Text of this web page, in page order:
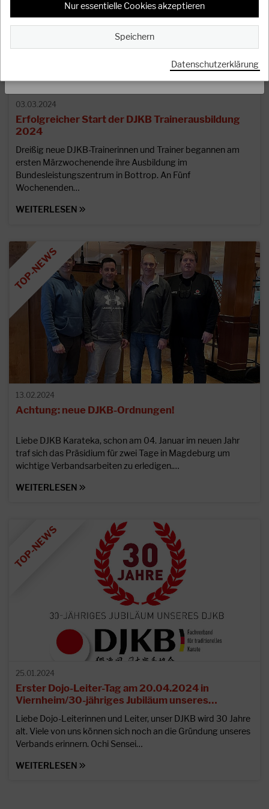
Nur essentielle Cookies akzeptieren
Speichern
Datenschutzerklärung
03.03.2024
Erfolgreicher Start der DJKB Trainerausbildung
2024
Dreißig neue DJKB-Trainerinnen und Trainer begannen am
ersten Märzwochenende ihre Ausbildung im
Bundesleistungszentrum in Bottrop. An Fünf
Wochenenden…
WEITERLESEN
13.02.2024
Achtung: neue DJKB-Ordnungen!
Liebe DJKB Karateka, schon am 04. Januar im neuen Jahr
traf sich das Präsidium für zwei Tage in Magdeburg um
wichtige Verbandsarbeiten zu erledigen.…
WEITERLESEN
25.01.2024
Erster Dojo-Leiter-Tag am 20.04.2024 in
Viernheim/30-jähriges Jubiläum unseres…
Liebe Dojo-Leiterinnen und Leiter, unser DJKB wird 30 Jahre
alt. Viele von uns können sich noch an die Gründung unseres
Verbands erinnern. Ochi Sensei…
WEITERLESEN
Oss